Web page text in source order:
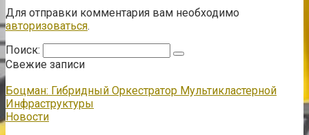
Для отправки комментария вам необходимо
авторизоваться.
Поиск:
Свежие записи
Боцман: Гибридный Оркестратор Мультикластерной
Инфраструктуры
Новости